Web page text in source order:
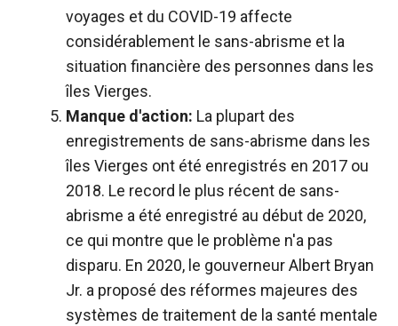
voyages et du COVID-19 affecte
considérablement le sans-abrisme et la
situation financière des personnes dans les
îles Vierges.
Manque d'action: La plupart des
enregistrements de sans-abrisme dans les
îles Vierges ont été enregistrés en 2017 ou
2018. Le record le plus récent de sans-
abrisme a été enregistré au début de 2020,
ce qui montre que le problème n'a pas
disparu. En 2020, le gouverneur Albert Bryan
Jr. a proposé des réformes majeures des
systèmes de traitement de la santé mentale